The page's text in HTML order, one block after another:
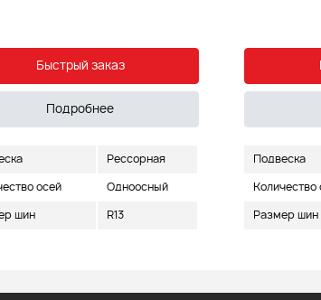
Быстрый заказ
Подробнее
Рессорная
осей Одноосный
шин R13
Подвеска
Количество
Размер шин